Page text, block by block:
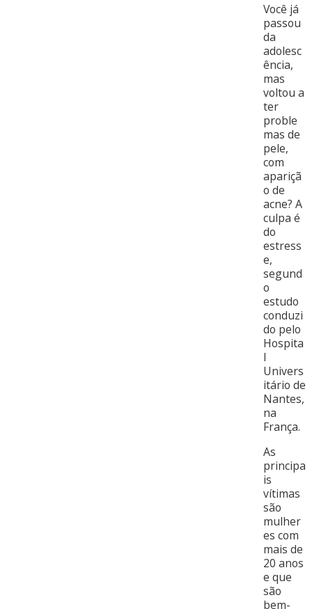
Você já
passou
da
adolesc
ência,
mas
voltou a
ter
proble
mas de
pele,
com
apariçã
o de
acne? A
culpa é
do
estress
e,
segund
o
estudo
conduzi
do pelo
Hospita
l
Univers
itário de
Nantes,
na
França.
As
principa
is
vítimas
são
mulher
es com
mais de
20 anos
e que
são
bem-